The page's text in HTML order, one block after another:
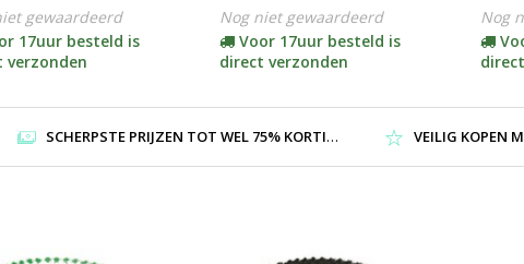
gewaardeerd
17uur besteld is
verzonden
Nog niet gewaardeerd
Voor 17uur besteld is
direct verzonden
Nog
SCHERPSTE PRIJZEN TOT WEL 75% KORTING ! VEILIG KOPEN